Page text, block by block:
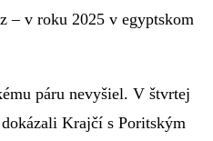
– v roku 2025 v egyptskom
páru nevyšiel. V štvrtej
Krajčí s Poritským